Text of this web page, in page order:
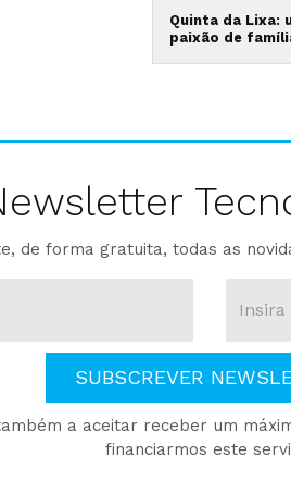
Quinta da Lixa:
paixão de
de forma gratuita, todas as
SUBSCREVER
a aceitar receber um
financiarmos este